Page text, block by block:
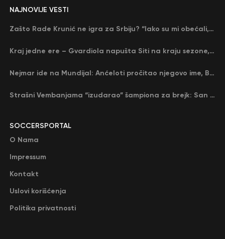
SOCCERSPORTAL
O Nama
Impressum
Kontakt
Uslovi korišćenja
Politika privatnosti
NAJNOVIJE VESTI
Zašto Rade Krunić ne igra za Srbiju? “Iako su mi obećali, niko me nije zvao…”
Kraj jedne ere – Gvardiola napušta Siti na kraju sezone, menja ga njegov nekadašnji rival
Nejmar ide na Mundijal: Anćeloti pročitao njegovo ime, Brazil u delirijumu (VIDEO)
Strašni Vembanjama “izudarao” šampiona za brejk: San Antonio poveo protiv Oklahome